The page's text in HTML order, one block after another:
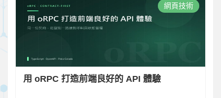
網頁技術
用 oRPC 打造前端良好的 API 體驗